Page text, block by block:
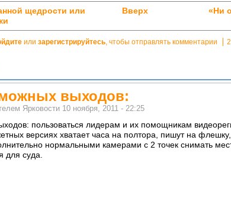
щедрости или
Вверх
«Ни
или зарегистрируйтесь , чтобы отправлять комментарии
выходов:
Ярковости 10 ноября, 2011 - 22:25
пользоваться лидерам и их помощникам
версиях хватает часа на полтора, пишут на
нормальными камерами с 2 точек снимать
для суда.